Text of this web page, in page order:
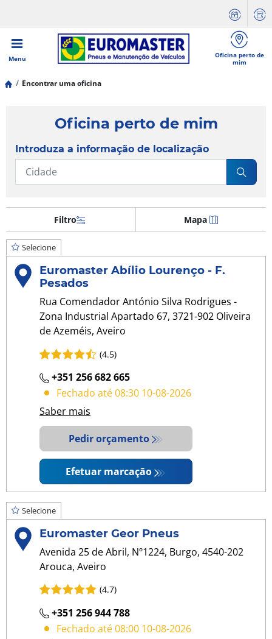
Menu
Oficina perto de
mim
Encontrar uma oficina
Oficina perto de mim
Introduza a informação de localização
Filtro Mapa
Selecione
Euromaster Abílio Lourenço - F.
Pesados
Rua Comendador António Silva Rodrigues -
Zona Industrial Apartado 67, 3721-902 Oliveira
de Azeméis, Aveiro
(4.5)
+351 256 682 665
Fechado até 08:30 10-08-2026
Saber mais
Pedir orçamento
Efetuar marcação
Selecione
Euromaster Geor Pneus
Avenida 25 de Abril, Nº1224, Burgo, 4540-202
Arouca, Aveiro
(4.7)
+351 256 944 788
Fechado até 08:00 10-08-2026